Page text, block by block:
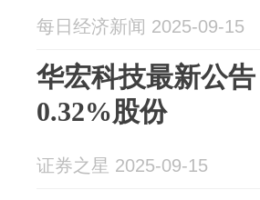
每日经济新闻 2025-09-15
华宏科技最新公
0.32%股份
证券之星 2025-09-15